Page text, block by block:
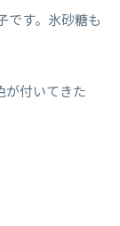
す。氷砂糖も
付いてきた